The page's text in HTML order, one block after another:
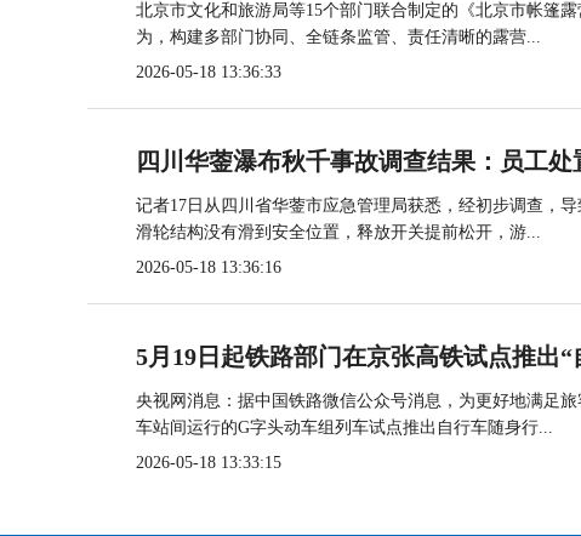
北京市文化和旅游局等15个部门联合制定的《北京市帐篷
为，构建多部门协同、全链条监管、责任清晰的露营...
2026-05-18 13:36:33
四川华蓥瀑布秋千事故调查结果：员工处
记者17日从四川省华蓥市应急管理局获悉，经初步调查，
滑轮结构没有滑到安全位置，释放开关提前松开，游...
2026-05-18 13:36:16
5月19日起铁路部门在京张高铁试点推出
央视网消息：据中国铁路微信公众号消息，为更好地满足
车站间运行的G字头动车组列车试点推出自行车随身行...
2026-05-18 13:33:15